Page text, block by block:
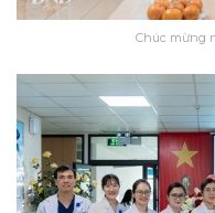
Chúc mừng